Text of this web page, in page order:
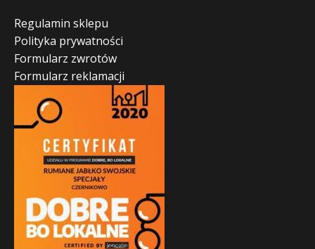
Regulamin sklepu
Polityka prywatności
Formularz zwrotów
Formularz reklamacji